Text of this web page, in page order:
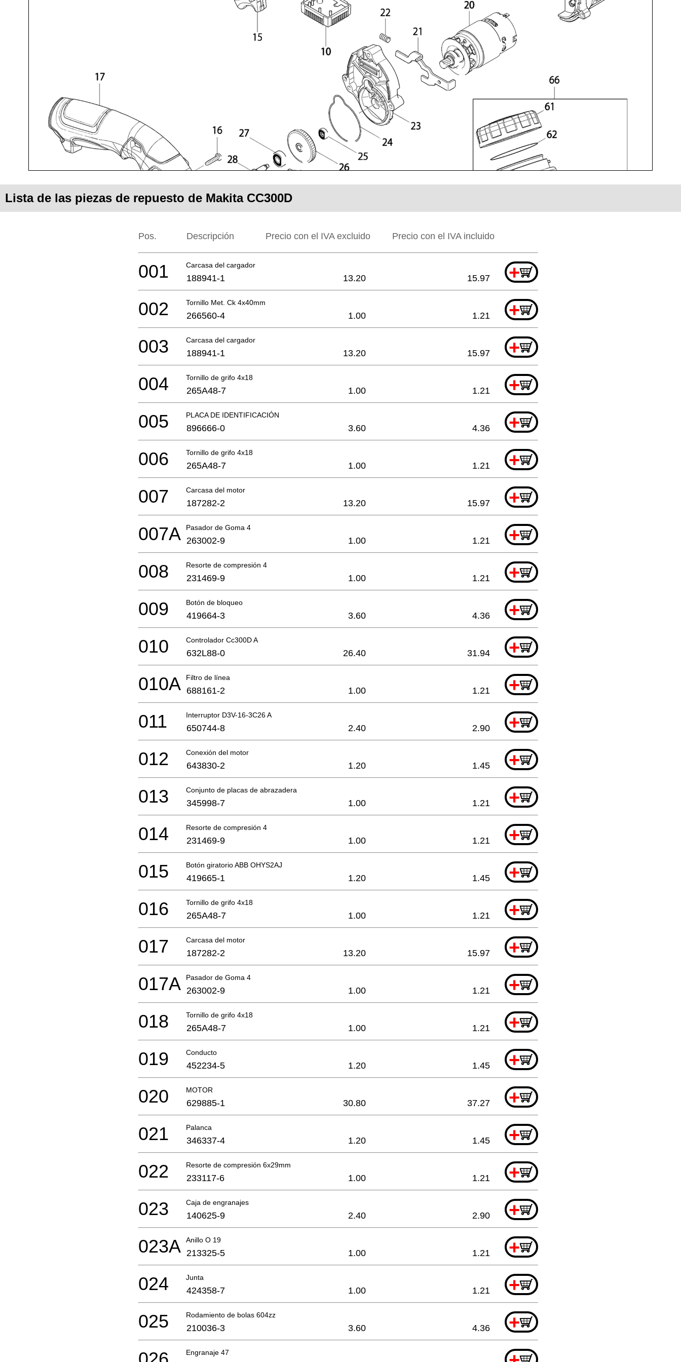
Lista de las piezas de repuesto de Makita CC300D
Pos. Descripción Precio con el IVA excluido Precio con el IVA incluido
Carcasa del cargador +
001 188941-1 13.20 15.97
Tornillo Met. Ck 4x40mm +
002 266560-4 1.00 1.21
Carcasa del cargador +
003 188941-1 13.20 15.97
Tornillo de grifo 4x18 +
004 265A48-7 1.00 1.21
PLACA DE IDENTIFICACIÓN +
005 896666-0 3.60 4.36
Tornillo de grifo 4x18 +
006 265A48-7 1.00 1.21
Carcasa del motor +
007 187282-2 13.20 15.97
Pasador de Goma 4 +
007A 263002-9 1.00 1.21
Resorte de compresión 4 +
008 231469-9 1.00 1.21
Botón de bloqueo +
009 419664-3 3.60 4.36
Controlador Cc300D A +
010 632L88-0 26.40 31.94
Filtro de línea +
010A 688161-2 1.00 1.21
Interruptor D3V-16-3C26 A +
011 650744-8 2.40 2.90
Conexión del motor +
012 643830-2 1.20 1.45
Conjunto de placas de abrazadera +
013 345998-7 1.00 1.21
Resorte de compresión 4 +
014 231469-9 1.00 1.21
Botón giratorio ABB OHYS2AJ +
015 419665-1 1.20 1.45
Tornillo de grifo 4x18 +
016 265A48-7 1.00 1.21
Carcasa del motor +
017 187282-2 13.20 15.97
Pasador de Goma 4 +
017A 263002-9 1.00 1.21
Tornillo de grifo 4x18 +
018 265A48-7 1.00 1.21
Conducto +
019 452234-5 1.20 1.45
MOTOR +
020 629885-1 30.80 37.27
Palanca +
021 346337-4 1.20 1.45
Resorte de compresión 6x29mm +
022 233117-6 1.00 1.21
Caja de engranajes +
023 140625-9 2.40 2.90
Anillo O 19 +
023A 213325-5 1.00 1.21
Junta +
024 424358-7 1.00 1.21
Rodamiento de bolas 604zz +
025 210036-3 3.60 4.36
Engranaje 47